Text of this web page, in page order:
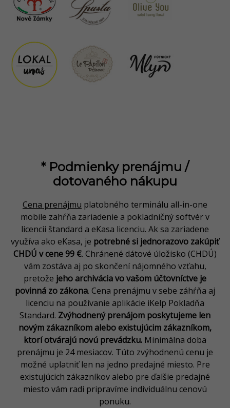
* Podmienky prenájmu /
dotovaného nákupu
Cena prenájmu platobného terminálu all-in-one
mobile zahŕňa zariadenie a pokladničný softvér v
licencii štandard a eKasa licenciu. Ak sa zariadene
využíva ako eKasa, je potrebné si jednorazovo zakúpiť
CHDÚ v cene 99 €. Chránené dátové úložisko (CHDÚ)
vám zostáva aj po skončení nájomného vzťahu,
pretože jeho archivácia vo vašom účtovníctve je
povinná zo zákona. Cena prenájmu v sebe záhŕňa aj
licenciu na používanie aplikácie iKelp Pokladňa
Standard. Zvýhodnený prenájom poskytujeme len
novým zákazníkom alebo existujúcim zákazníkom,
ktorí otvárajú novú prevádzku. Minimálna doba
prenájmu je 24 mesiacov. Túto zvýhodnenú cenu je
možné uplatniť len na jedno predajné miesto. Pre
existujúcich zákazníkov alebo pre ďalšie predajné
miesto vám radi pripravíme individuálnu cenovú
ponuku.